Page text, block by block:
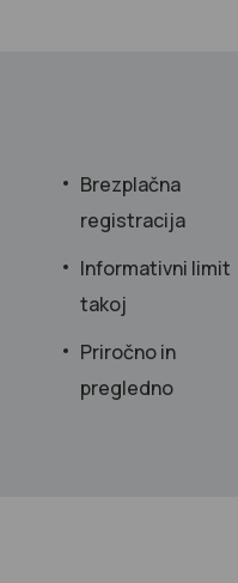
Brezplačna
registracija
Informativni limit
takoj
Priročno in
pregledno